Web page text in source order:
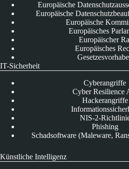
Europäische
Europäische
Europäische
Europäisches
Europäischer
Europäisches
IT-Sicherheit
Cyberangriffe
Cyber Resilience
Hackerangriffe
NIS-2-
Phishing
Schadsoftware (Maleware,
Künstliche Intelligenz